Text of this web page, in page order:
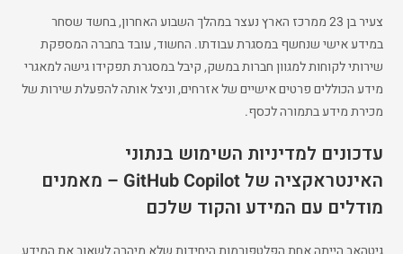
צעיר בן 23 ממרכז הארץ נעצר במהלך השבוע האחרון, בחשד שסחר
במידע אישי שנחשף במסגרת עבודתו. החשוד, עובד בחברה המספקת
שירותי לקוחות למגוון חברות במשק, קיבל במסגרת תפקידו גישה למאגרי
מידע הכוללים פרטים אישיים של אזרחים, וניצל אותה להפעלת שירות של
מכירת מידע בתמורה לכסף.
עדכונים למדיניות השימוש בנתוני
האינטראקציה של GitHub Copilot – מאמנים
מודלים עם המידע והקוד שלכם